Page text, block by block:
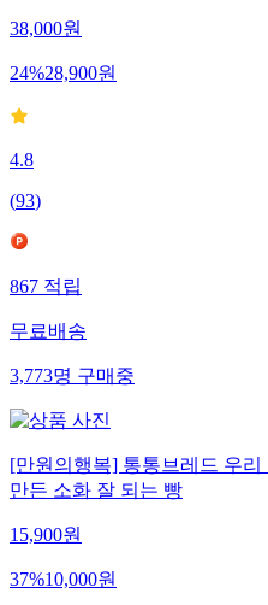
38,000원
24%28,900원
4.8
(93)
867 적립
무료배송
3,773명 구매중
[만원의행복] 통통브레드 우리
만든 소화 잘 되는 빵
15,900원
37%10,000원